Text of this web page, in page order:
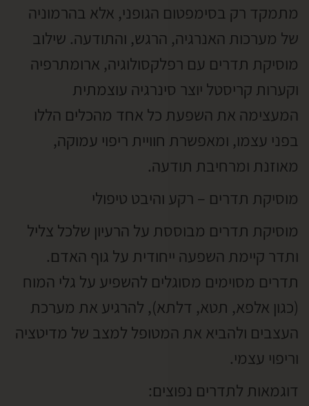
מתמקד רק בסימפטום הגופני, אלא בהרמוניה
של מערכות האנרגיה, הרגש, והתודעה. שילוב
מוסיקת תדרים עם רפלקסולוגיה, ארומתרפיה
וקערות קריסטל יוצר סינרגיה עוצמתית
המעצימה את השפעת כל אחד מהכלים הללו
בפני עצמו, ומאפשרת חוויית ריפוי עמוקה,
מאוזנת ומרחיבת תודעה.
מוסיקת תדרים – רקע והיבט טיפולי
מוסיקת תדרים מבוססת על הרעיון שלכל צליל
ותדר קיימת השפעה ייחודית על גוף האדם.
תדרים מסוימים מסוגלים להשפיע על גלי המוח
(כגון אלפא, תטא, דלתא), להרגיע את מערכת
העצבים ולהביא את המטופל למצב של מדיטציה
וריפוי עצמי.
דוגמאות לתדרים נפוצים: